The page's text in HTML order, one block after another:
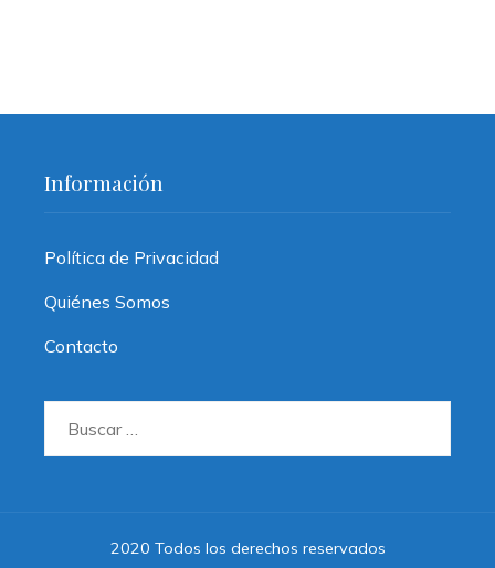
Información
Política de Privacidad
Quiénes Somos
Contacto
2020 Todos los derechos reservados